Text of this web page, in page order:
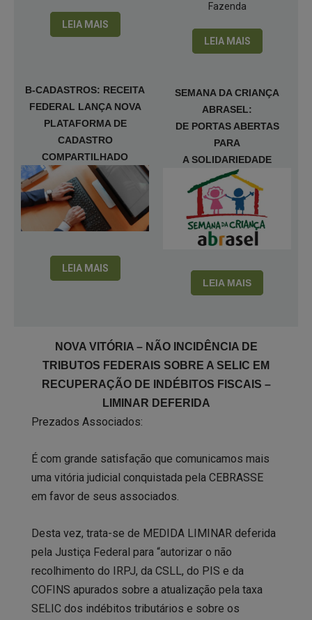
LEIA MAIS
Fazenda
LEIA MAIS
B-CADASTROS: RECEITA
FEDERAL LANÇA NOVA
PLATAFORMA DE
CADASTRO
COMPARTILHADO
LEIA MAIS
SEMANA DA CRIANÇA
ABRASEL:
DE PORTAS ABERTAS
PARA
A SOLIDARIEDADE
LEIA MAIS
NOVA VITÓRIA – NÃO INCIDÊNCIA DE
TRIBUTOS FEDERAIS SOBRE A SELIC EM
RECUPERAÇÃO DE INDÉBITOS FISCAIS –
LIMINAR DEFERIDA
Prezados Associados:
É com grande satisfação que comunicamos mais
uma vitória judicial conquistada pela CEBRASSE
em favor de seus associados.
Desta vez, trata-se de MEDIDA LIMINAR deferida
pela Justiça Federal para “autorizar o não
recolhimento do IRPJ, da CSLL, do PIS e da
COFINS apurados sobre a atualização pela taxa
SELIC dos indébitos tributários e sobre os